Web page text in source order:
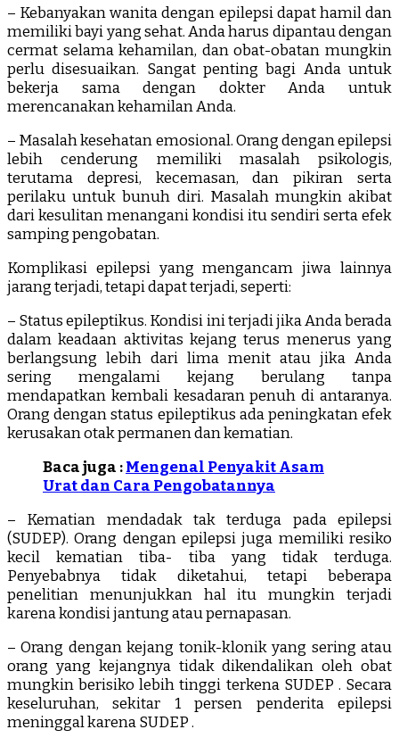
– Kebanyakan wanita dengan epilepsi dapat hamil dan
memiliki bayi yang sehat. Anda harus dipantau dengan
cermat selama kehamilan, dan obat-obatan mungkin
perlu disesuaikan. Sangat penting bagi Anda untuk
bekerja sama dengan dokter Anda untuk
merencanakan kehamilan Anda.
– Masalah kesehatan emosional. Orang dengan epilepsi
lebih cenderung memiliki masalah psikologis,
terutama depresi, kecemasan, dan pikiran serta
perilaku untuk bunuh diri. Masalah mungkin akibat
dari kesulitan menangani kondisi itu sendiri serta efek
samping pengobatan.
Komplikasi epilepsi yang mengancam jiwa lainnya
jarang terjadi, tetapi dapat terjadi, seperti:
– Status epileptikus. Kondisi ini terjadi jika Anda berada
dalam keadaan aktivitas kejang terus menerus yang
berlangsung lebih dari lima menit atau jika Anda
sering mengalami kejang berulang tanpa
mendapatkan kembali kesadaran penuh di antaranya.
Orang dengan status epileptikus ada peningkatan efek
kerusakan otak permanen dan kematian.
Baca juga :Mengenal Penyakit Asam
Urat dan Cara Pengobatannya
– Kematian mendadak tak terduga pada epilepsi
(SUDEP). Orang dengan epilepsi juga memiliki resiko
kecil kematian tiba- tiba yang tidak terduga.
Penyebabnya tidak diketahui, tetapi beberapa
penelitian menunjukkan hal itu mungkin terjadi
karena kondisi jantung atau pernapasan.
– Orang dengan kejang tonik-klonik yang sering atau
orang yang kejangnya tidak dikendalikan oleh obat
mungkin berisiko lebih tinggi terkena SUDEP . Secara
keseluruhan, sekitar 1 persen penderita epilepsi
meninggal karena SUDEP .